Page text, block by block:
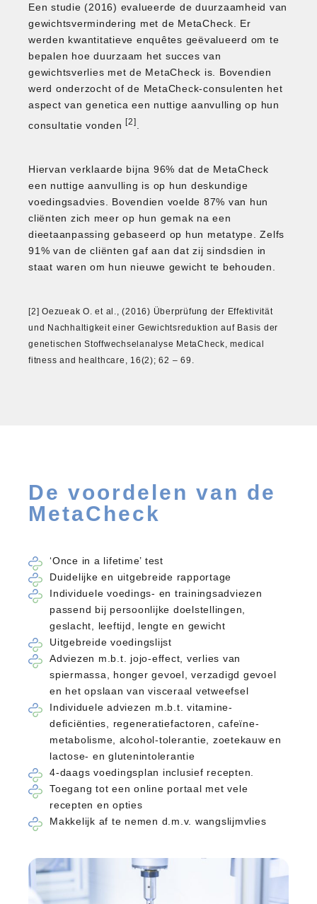
Een studie (2016) evalueerde de duurzaamheid van
gewichtsvermindering met de MetaCheck. Er
werden kwantitatieve enquêtes geëvalueerd om te
bepalen hoe duurzaam het succes van
gewichtsverlies met de MetaCheck is. Bovendien
werd onderzocht of de MetaCheck-consulenten het
aspect van genetica een nuttige aanvulling op hun
consultatie vonden[2]
Hiervan verklaarde bijna 96% dat de MetaCheck
een nuttige aanvulling is op hun deskundige
voedingsadvies. Bovendien voelde 87% van hun
cliënten zich meer op hun gemak na een
dieetaanpassing gebaseerd op hun metatype. Zelfs
91% van de cliënten gaf aan dat zij sindsdien in
staat waren om hun nieuwe gewicht te behouden.
[2] Oezueak O. et al., (2016) Überprüfung der Effektivität
und Nachhaltigkeit einer Gewichtsreduktion auf Basis der
genetischen Stoffwechselanalyse MetaCheck, medical
fitness and healthcare, 16(2); 62 – 69.
De voordelen van de
MetaCheck
‘Once in a lifetime’ test
Duidelijke en uitgebreide rapportage
Individuele voedings- en trainingsadviezen
passend bij persoonlijke doelstellingen,
geslacht, leeftijd, lengte en gewicht
Uitgebreide voedingslijst
Adviezen m.b.t. jojo-effect, verlies van
spiermassa, honger gevoel, verzadigd gevoel
en het opslaan van visceraal vetweefsel
Individuele adviezen m.b.t. vitamine-
deficiënties, regeneratiefactoren, cafeïne-
metabolisme, alcohol-tolerantie, zoetekauw en
lactose- en glutenintolerantie
4-daags voedingsplan inclusief recepten.
Toegang tot een online portaal met vele
recepten en opties
Makkelijk af te nemen d.m.v. wangslijmvlies